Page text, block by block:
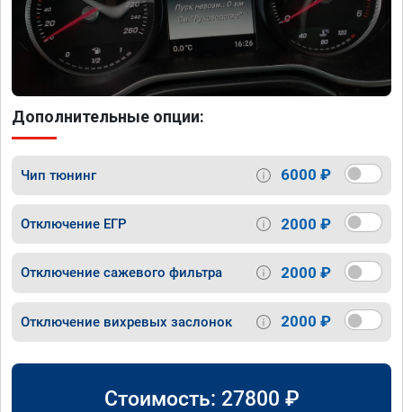
Дополнительные опции:
Чип тюнинг 6000 ₽
Отключение ЕГР 2000 ₽
Отключение сажевого фильтра 2000 ₽
Отключение вихревых заслонок 2000 ₽
Стоимость: 27800 ₽